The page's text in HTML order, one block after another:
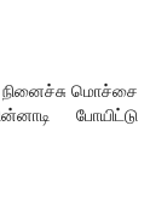
நினைச்சு மொச்சை
போயிட்டு